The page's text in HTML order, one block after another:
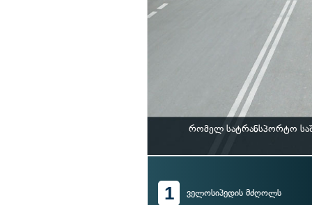
რომელ სატრანსპორტო
1 ველოსიპედის მძღოლს